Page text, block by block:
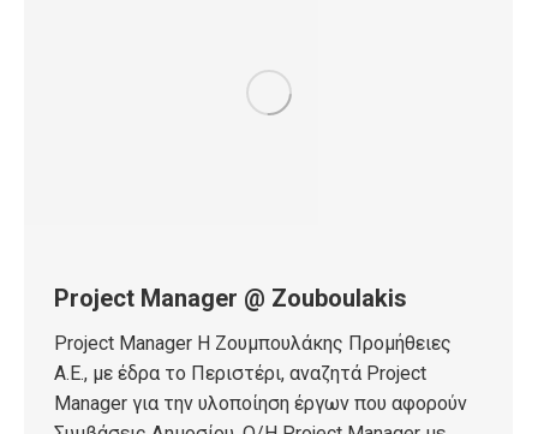
Project Manager @ Zouboulakis
Project Manager Η Ζουμπουλάκης Προμήθειες
Α.Ε., με έδρα το Περιστέρι, αναζητά Project
Manager για την υλοποίηση έργων που αφορούν